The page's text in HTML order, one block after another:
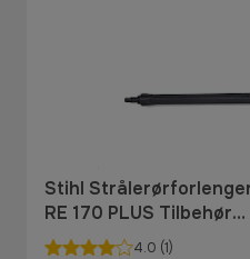
Stihl
RE 170 PLUS Tilbehør
høytrykksvasker
4.0 (1)